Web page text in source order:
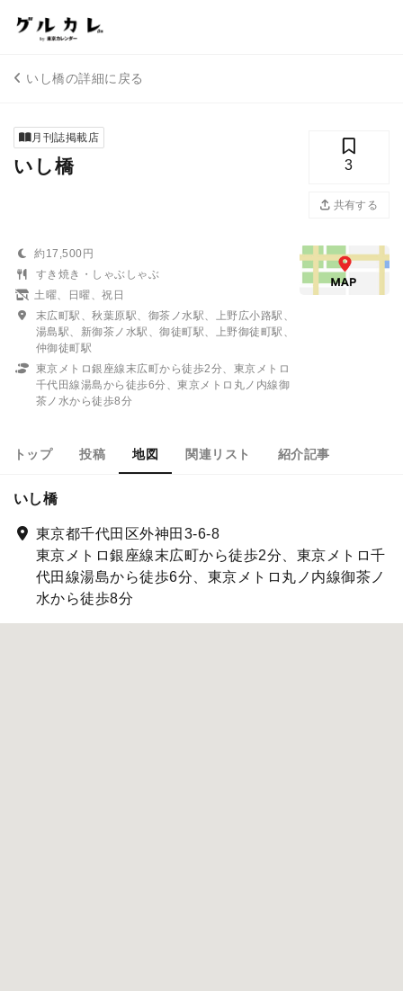
いし橋の詳細に戻る
月刊誌掲載店
いし橋 3
共有する
約17,500円
すき焼き・しゃぶしゃぶ
土曜、日曜、祝日
末広町駅、秋葉原駅、御茶ノ水駅、上野広小路駅、
湯島駅、新御茶ノ水駅、御徒町駅、上野御徒町駅、
仲御徒町駅
東京メトロ銀座線末広町から徒歩2分、東京メトロ
千代田線湯島から徒歩6分、東京メトロ丸ノ内線御
茶ノ水から徒歩8分
トップ 投稿 地図 関連リスト 紹介記事
いし橋
東京都千代田区外神田3-6-8
東京メトロ銀座線末広町から徒歩2分、東京メトロ千
代田線湯島から徒歩6分、東京メトロ丸ノ内線御茶ノ
水から徒歩8分